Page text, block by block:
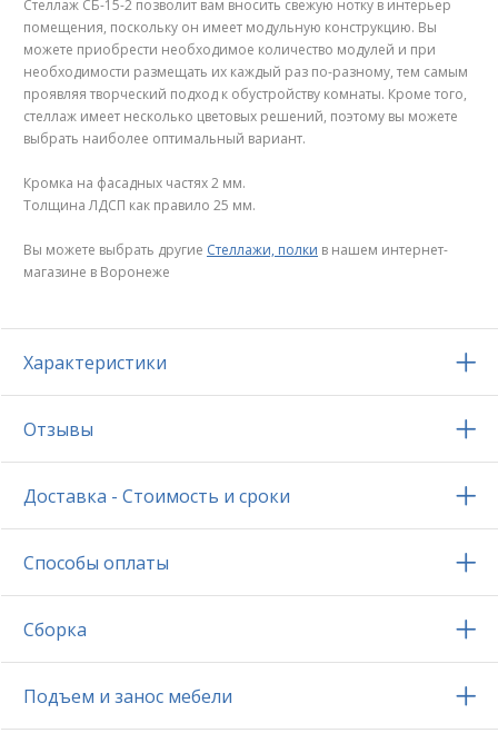
Стеллаж СБ-15-2 позволит вам вносить свежую нотку в интерьер
помещения, поскольку он имеет модульную конструкцию. Вы
можете приобрести необходимое количество модулей и при
необходимости размещать их каждый раз по-разному, тем самым
проявляя творческий подход к обустройству комнаты. Кроме того,
стеллаж имеет несколько цветовых решений, поэтому вы можете
выбрать наиболее оптимальный вариант.
Кромка на фасадных частях 2 мм.
Толщина ЛДСП как правило 25 мм.
Вы можете выбрать другие Стеллажи, полки в нашем интернет-
магазине в Воронеже
Характеристики
Отзывы
Доставка - Стоимость и сроки
Способы оплаты
Сборка
Подъем и занос мебели